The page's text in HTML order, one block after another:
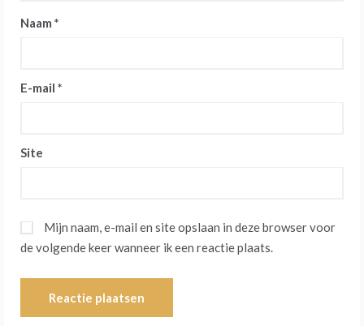
Naam *
E-mail *
Site
Mijn naam, e-mail en site opslaan in deze browser voor
de volgende keer wanneer ik een reactie plaats.